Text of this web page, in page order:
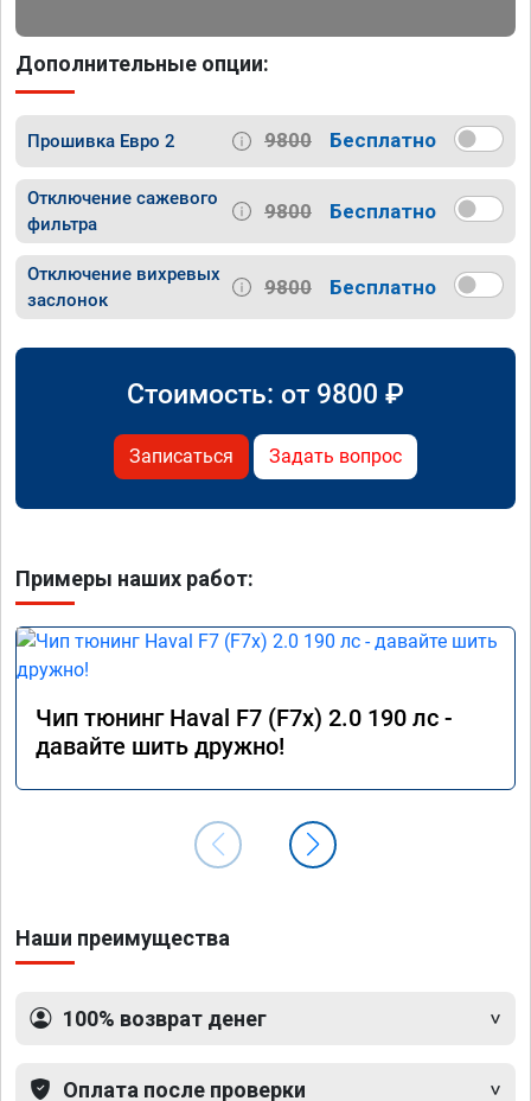
Дополнительные опции:
Прошивка Евро 2 9800 Бесплатно
Отключение сажевого
фильтра
9800 Бесплатно
Отключение вихревых
заслонок
9800 Бесплатно
Стоимость: от 9800 ₽
Записаться Задать вопрос
Примеры наших работ:
Чип тюнинг Haval F7 (F7x) 2.0 190 лс -
давайте шить дружно!
Наши преимущества
100% возврат денег
Оплата после проверки